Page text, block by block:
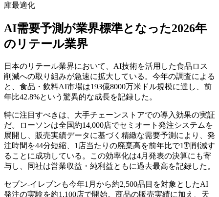
庫最適化
AI需要予測が業界標準となった2026年
のリテール業界
日本のリテール業界において、AI技術を活用した食品ロス
削減への取り組みが急速に拡大している。今年の調査による
と、食品・飲料AI市場は193億8000万米ドル規模に達し、前
年比42.8%という驚異的な成長を記録した。
特に注目すべきは、大手チェーンストアでの導入効果の実証
だ。ローソンは全国約14,000店でセミオート発注システムを
展開し、販売実績データに基づく精緻な需要予測により、発
注時間を44分短縮、1店当たりの廃棄高を前年比で1割削減す
ることに成功している。この効率化は4月発表の決算にも寄
与し、同社は営業収益・純利益ともに過去最高を記録した。
セブン-イレブンも今年1月から約2,500品目を対象としたAI
発注の実験を約1,100店で開始。商品の販売実績に加え、天